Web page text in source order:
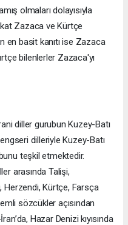
olmaları dolayısıyla
Zazaca ve Kürtçe
en basit kanıtı ise Zazaca
bilenlerler Zazaca'yı
diller gurubun Kuzey-Batı
dilleriyle Kuzey-Batı
teşkil etmektedir.
arasında Talişi,
Herzendi, Kürtçe, Farsça
sözcükler açısından
Hazar Denizi kıyısında